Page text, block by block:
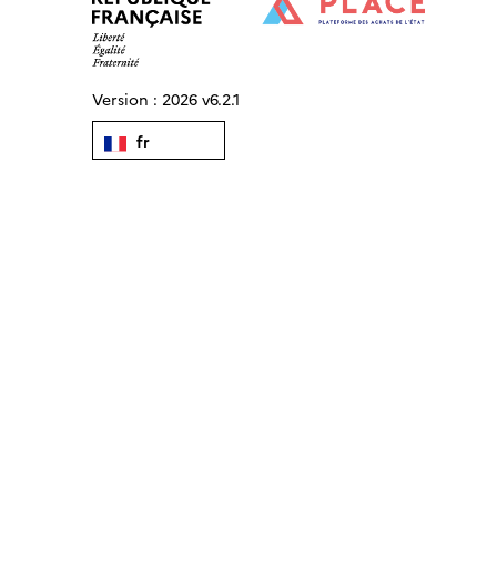
Version : 2026 v6.2.1
fr